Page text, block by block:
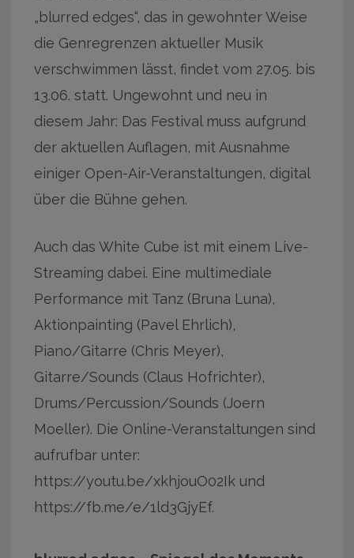
„blurred edges“, das in gewohnter Weise
die Genregrenzen aktueller Musik
verschwimmen lässt, findet vom 27.05. bis
13.06. statt. Ungewohnt und neu in
diesem Jahr: Das Festival muss aufgrund
der aktuellen Auflagen, mit Ausnahme
einiger Open-Air-Veranstaltungen, digital
über die Bühne gehen.
Auch das White Cube ist mit einem Live-
Streaming dabei. Eine multimediale
Performance mit Tanz (Bruna Luna),
Aktionpainting (Pavel Ehrlich),
Piano/Gitarre (Chris Meyer),
Gitarre/Sounds (Claus Hofrichter),
Drums/Percussion/Sounds (Joern
Moeller). Die Online-Veranstaltungen sind
aufrufbar unter:
https://youtu.be/xkhjouO02Ik und
https://fb.me/e/1ld3GjyEf.